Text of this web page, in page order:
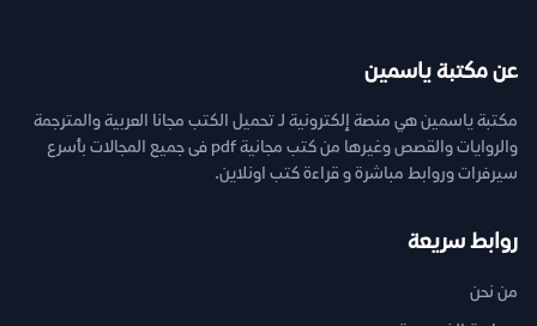
عن مكتبة ياسمين
مكتبة ياسمين هي منصة إلكترونية لـ تحميل الكتب مجانا العربية والمترجمة
والروايات والقصص وغيرها من كتب مجانية pdf فى جميع المجالات بأسرع
سيرفرات وروابط مباشرة و قراءة كتب اونلاين.
روابط سريعة
من نحن